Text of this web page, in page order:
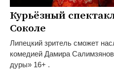
Курьёзный
Соколе
Липецкий зритель сможет
комедией Дамира
дуры» 16+ .